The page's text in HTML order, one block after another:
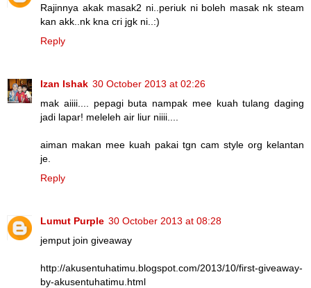
Rajinnya akak masak2 ni..periuk ni boleh masak nk steam
kan akk..nk kna cri jgk ni..:)
Reply
Izan Ishak 30 October 2013 at 02:26
mak aiiii.... pepagi buta nampak mee kuah tulang daging
jadi lapar! meleleh air liur niiii....
aiman makan mee kuah pakai tgn cam style org kelantan
je.
Reply
Lumut Purple 30 October 2013 at 08:28
jemput join giveaway
http://akusentuhatimu.blogspot.com/2013/10/first-giveaway-
by-akusentuhatimu.html